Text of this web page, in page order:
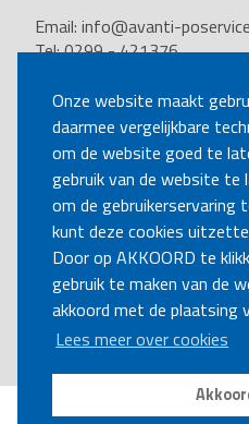
Onze website maakt
daarmee vergelijkbare
om de website goed te
gebruik van de website te
om de gebruikerservaring
kunt deze cookies
Door op AKKOORD te
gebruik te maken van de
akkoord met de plaatsing
Lees meer over cookies
Email: info@avanti-
Tel: 0299 - 421376
Kvk nummer: 37140121
VOLG ONS
BEL MIJ
MAAK EEN
Disclaimer|